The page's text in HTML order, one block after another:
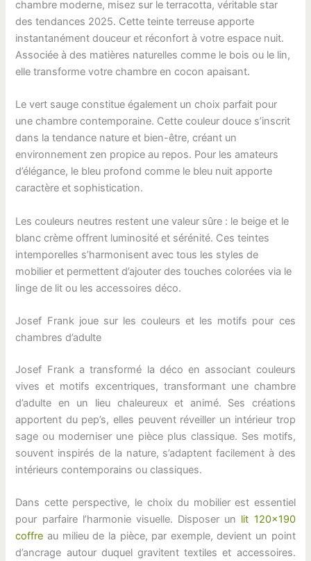
chambre moderne, misez sur le terracotta, véritable star
des tendances 2025. Cette teinte terreuse apporte
instantanément douceur et réconfort à votre espace nuit.
Associée à des matières naturelles comme le bois ou le lin,
elle transforme votre chambre en cocon apaisant.
Le vert sauge constitue également un choix parfait pour
une chambre contemporaine. Cette couleur douce s’inscrit
dans la tendance nature et bien-être, créant un
environnement zen propice au repos. Pour les amateurs
d’élégance, le bleu profond comme le bleu nuit apporte
caractère et sophistication.
Les couleurs neutres restent une valeur sûre : le beige et le
blanc crème offrent luminosité et sérénité. Ces teintes
intemporelles s’harmonisent avec tous les styles de
mobilier et permettent d’ajouter des touches colorées via le
linge de lit ou les accessoires déco.
Josef Frank joue sur les couleurs et les motifs pour ces
chambres d’adulte
Josef Frank a transformé la déco en associant couleurs
vives et motifs excentriques, transformant une chambre
d’adulte en un lieu chaleureux et animé. Ses créations
apportent du pep’s, elles peuvent réveiller un intérieur trop
sage ou moderniser une pièce plus classique. Ses motifs,
souvent inspirés de la nature, s’adaptent facilement à des
intérieurs contemporains ou classiques.
Dans cette perspective, le choix du mobilier est essentiel
pour parfaire l’harmonie visuelle. Disposer un lit 120×190
coffre au milieu de la pièce, par exemple, devient un point
d’ancrage autour duquel gravitent textiles et accessoires.